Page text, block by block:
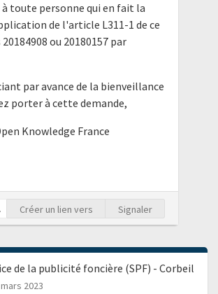
toute personne qui en fait la
de l'article L311-1 de ce
ou 20180157 par
par avance de la bienveillance
porter à cette demande,
Knowledge France
Créer un lien vers Signaler
de la publicité foncière (SPF) - Corbeil
2023